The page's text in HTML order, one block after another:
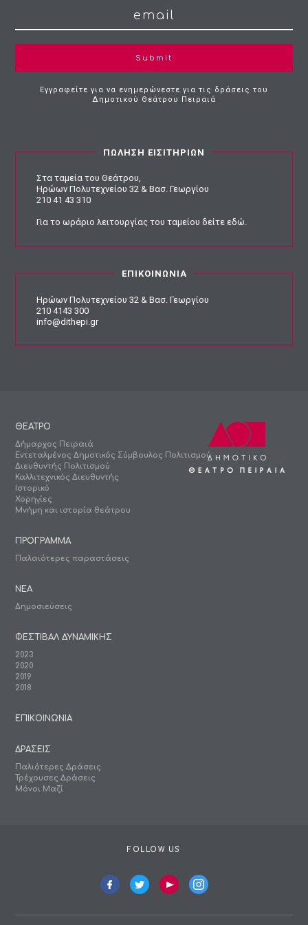
Submit
Εγγραφείτε για να ενημερώνεστε για τις δράσεις του
Δημοτικού Θεάτρου Πειραιά
ΠΩΛΗΣΗ ΕΙΣΙΤΗΡΙΩΝ
Στα ταμεία του Θεάτρου,
Ηρώων Πολυτεχνείου 32 & Βασ. Γεωργίου
210 41 43 310
Για το ωράριο λειτουργίας του ταμείουδείτε εδώ.
ΕΠΙΚΟΙΝΩΝΙΑ
Ηρώων Πολυτεχνείου 32 & Βασ. Γεωργίου
210 4143 300
info@dithepi.gr
ΘΕΑΤΡΟ
Δήμαρχος Πειραιά
Εντεταλμένος Δημοτικός Σύμβουλος Πολιτισμού
Διευθυντής Πολιτισμού
Καλλιτεχνικός Διευθυντής
Ιστορικό
Χορηγίες
Μνήμη και ιστορία θεάτρου
ΠΡΟΓΡΑΜΜΑ
Παλαιότερες παραστάσεις
ΝΕΑ
Δημοσιεύσεις
ΦΕΣΤΙΒΑΛ ΔΥΝΑΜΙΚΗΣ
2023
2020
2019
2018
ΕΠΙΚΟΙΝΩΝΙΑ
ΔΡΑΣΕΙΣ
Παλιότερες Δράσεις
Τρέχουσες Δράσεις
Μόνοι Μαζί
FOLLOW US